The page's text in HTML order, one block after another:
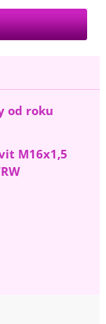
od roku
M16x1,5